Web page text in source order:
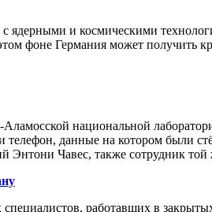
ядерными и космическими
фоне Германия может получить
национальной
данные на котором были
Энтони Чавес, также сотрудник той
работавших в